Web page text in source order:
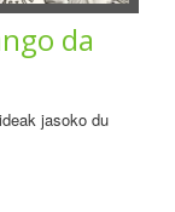
da
jasoko du